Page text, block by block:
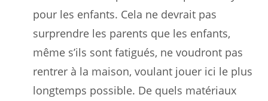
pour les enfants. Cela ne devrait pas
surprendre les parents que les enfants,
même s’ils sont fatigués, ne voudront pas
rentrer à la maison, voulant jouer ici le plus
longtemps possible. De quels matériaux